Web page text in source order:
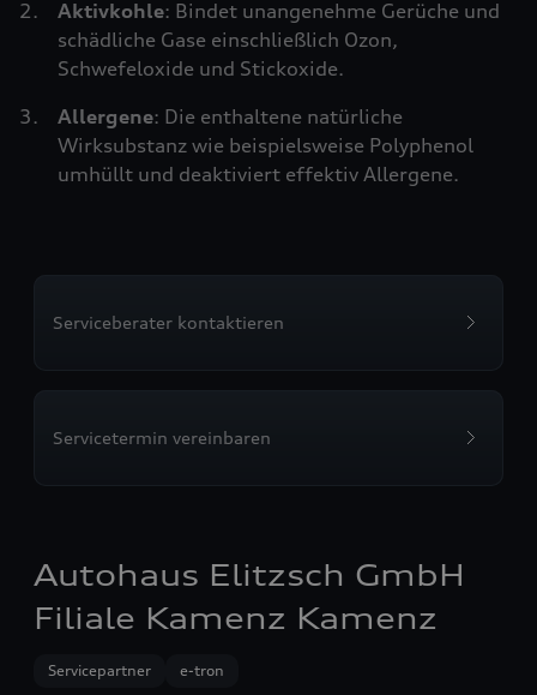
Aktivkohle: Bindet unangenehme Gerüche und
schädliche Gase einschließlich Ozon,
Schwefeloxide und Stickoxide.
Allergene: Die enthaltene natürliche
Wirksubstanz wie beispielsweise Polyphenol
umhüllt und deaktiviert effektiv Allergene.
Serviceberater kontaktieren
Servicetermin vereinbaren
Autohaus Elitzsch GmbH
Filiale Kamenz Kamenz
Servicepartner e-tron